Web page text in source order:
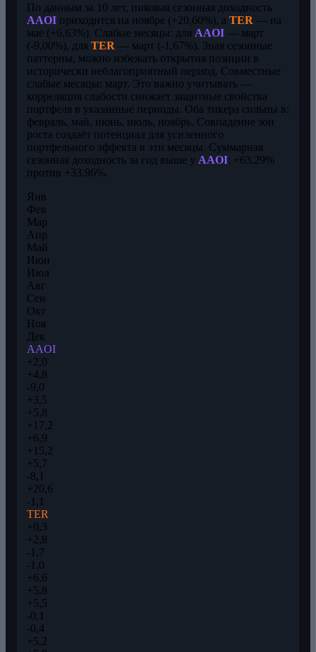
По данным за 10 лет, пиковая сезонная доходность
AAOI приходится на ноябре (+20,60%), а TER — на
мае (+6,63%). Слабые месяцы: для AAOI — март
(-9,00%), для TER — март (-1,67%). Зная сезонные
паттерны, можно избежать открытия позиции в
исторически неблагоприятный период. Совместные
слабые месяцы: март. Это важно учитывать —
корреляция слабости снижает защитные свойства
портфеля в указанные периоды. Оба тикера сильны в:
февраль, май, июнь, июль, ноябрь. Совпадение зон
роста создаёт потенциал для усиленного
портфельного эффекта в эти месяцы. Суммарная
сезонная доходность за год выше у AAOI: +63,29%
против +33,96%.
Янв
Фев
Мар
Апр
Май
Июн
Июл
Авг
Сен
Окт
Ноя
Дек
AAOI
+2,0
+4,8
-9,0
+3,5
+5,8
+17,2
+6,9
+15,2
+5,7
-8,1
+20,6
-1,1
TER
+0,3
+2,8
-1,7
-1,0
+6,6
+5,8
+5,5
-0,1
-0,4
+5,2